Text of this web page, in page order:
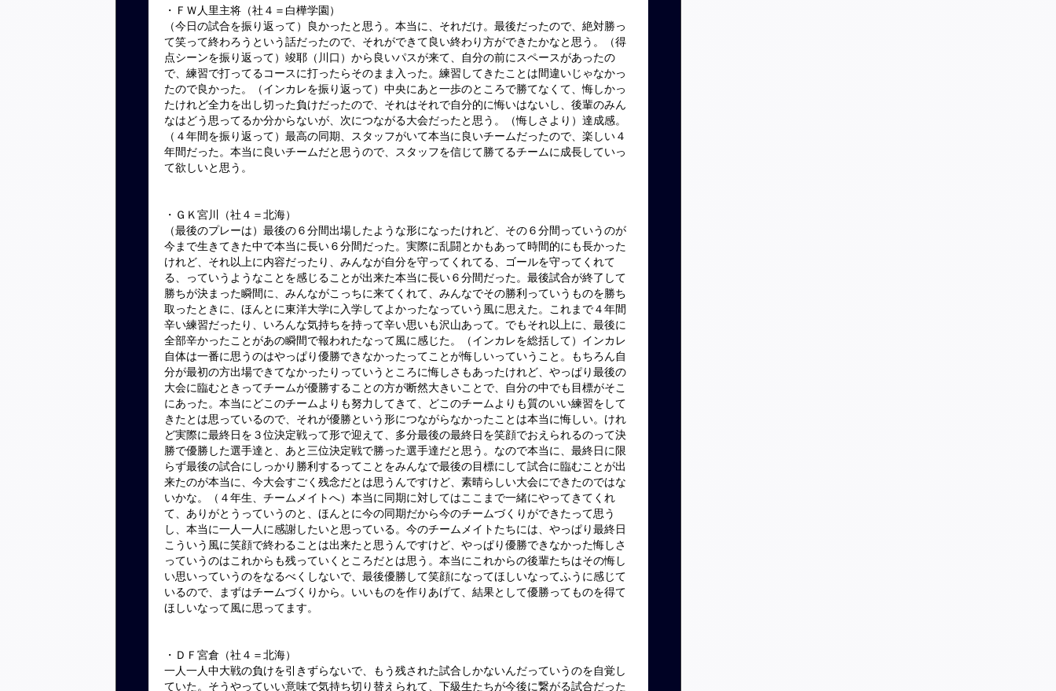
・ＦＷ人里主将（社４＝白樺学園）
（今日の試合を振り返って）良かったと思う。本当に、それだけ。最後だったので、絶対勝っ
て笑って終わろうという話だったので、それができて良い終わり方ができたかなと思う。（得
点シーンを振り返って）竣耶（川口）から良いパスが来て、自分の前にスペースがあったの
で、練習で打ってるコースに打ったらそのまま入った。練習してきたことは間違いじゃなかっ
たので良かった。（インカレを振り返って）中央にあと一歩のところで勝てなくて、悔しかっ
たけれど全力を出し切った負けだったので、それはそれで自分的に悔いはないし、後輩のみん
なはどう思ってるか分からないが、次につながる大会だったと思う。（悔しさより）達成感。
（４年間を振り返って）最高の同期、スタッフがいて本当に良いチームだったので、楽しい４
年間だった。本当に良いチームだと思うので、スタッフを信じて勝てるチームに成長していっ
て欲しいと思う。
・ＧＫ宮川（社４＝北海）
（最後のプレーは）最後の６分間出場したような形になったけれど、その６分間っていうのが
今まで生きてきた中で本当に長い６分間だった。実際に乱闘とかもあって時間的にも長かった
けれど、それ以上に内容だったり、みんなが自分を守ってくれてる、ゴールを守ってくれて
る、っていうようなことを感じることが出来た本当に長い６分間だった。最後試合が終了して
勝ちが決まった瞬間に、みんながこっちに来てくれて、みんなでその勝利っていうものを勝ち
取ったときに、ほんとに東洋大学に入学してよかったなっていう風に思えた。これまで４年間
辛い練習だったり、いろんな気持ちを持って辛い思いも沢山あって。でもそれ以上に、最後に
全部辛かったことがあの瞬間で報われたなって風に感じた。（インカレを総括して）インカレ
自体は一番に思うのはやっぱり優勝できなかったってことが悔しいっていうこと。もちろん自
分が最初の方出場できてなかったりっていうところに悔しさもあったけれど、やっぱり最後の
大会に臨むときってチームが優勝することの方が断然大きいことで、自分の中でも目標がそこ
にあった。本当にどこのチームよりも努力してきて、どこのチームよりも質のいい練習をして
きたとは思っているので、それが優勝という形につながらなかったことは本当に悔しい。けれ
ど実際に最終日を３位決定戦って形で迎えて、多分最後の最終日を笑顔でおえられるのって決
勝で優勝した選手達と、あと三位決定戦で勝った選手達だと思う。なので本当に、最終日に限
らず最後の試合にしっかり勝利するってことをみんなで最後の目標にして試合に臨むことが出
来たのが本当に、今大会すごく残念だとは思うんですけど、素晴らしい大会にできたのではな
いかな。（４年生、チームメイトへ）本当に同期に対してはここまで一緒にやってきてくれ
て、ありがとうっていうのと、ほんとに今の同期だから今のチームづくりができたって思う
し、本当に一人一人に感謝したいと思っている。今のチームメイトたちには、やっぱり最終日
こういう風に笑顔で終わることは出来たと思うんですけど、やっぱり優勝できなかった悔しさ
っていうのはこれからも残っていくところだとは思う。本当にこれからの後輩たちはその悔し
い思いっていうのをなるべくしないで、最後優勝して笑顔になってほしいなってふうに感じて
いるので、まずはチームづくりから。いいものを作りあげて、結果として優勝ってものを得て
ほしいなって風に思ってます。
・ＤＦ宮倉（社４＝北海）
一人一人中大戦の負けを引きずらないで、もう残された試合しかないんだっていうのを自覚し
ていた。そうやっていい意味で気持ち切り替えられて、下級生たちが今後に繋がる試合だった